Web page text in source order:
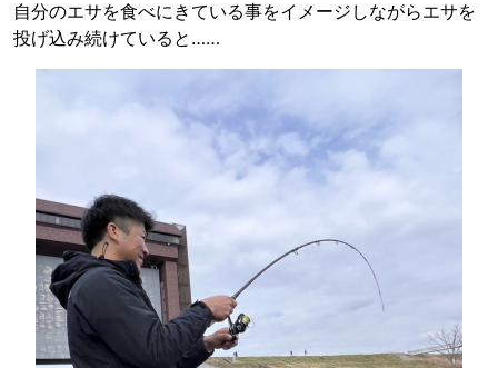
自分のエサを食べにきている事をイメージしながらエサを
投げ込み続けていると……